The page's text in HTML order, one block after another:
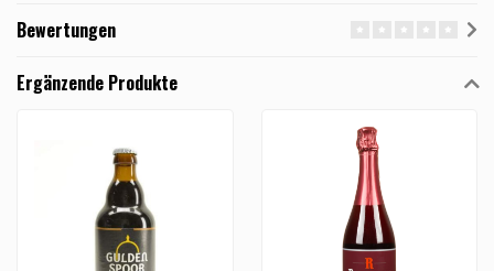
Bewertungen
Ergänzende Produkte